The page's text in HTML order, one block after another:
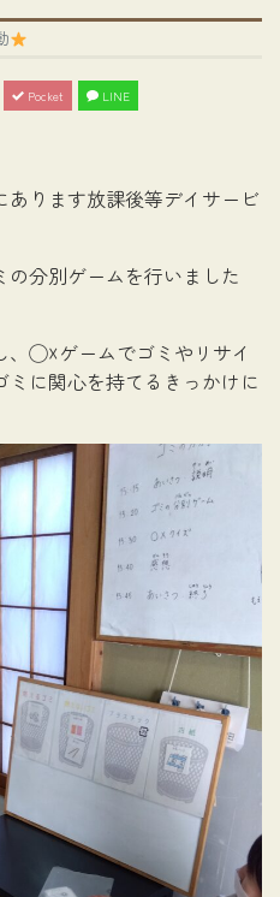
Pocket LINE
あります放課後等デイサービ
分別ゲームを行いました
、◯☓ゲームでゴミやリサイ
に関心を持てるきっかけに